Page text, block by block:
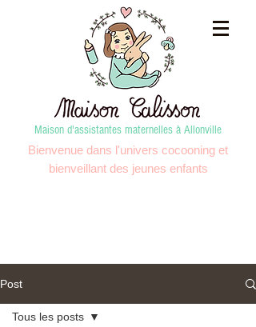
Maison d'assistantes maternelles à Allonville
Bienvenue dans l'univers cocooning et
bienveillant des jeunes enfants
Post
Tous les posts